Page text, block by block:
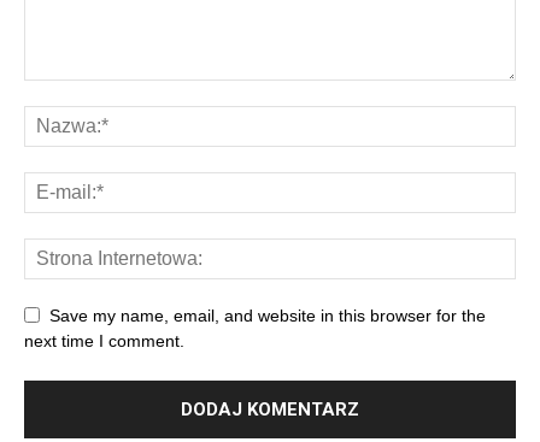
Save my name, email, and website in this browser for the
next time I comment.